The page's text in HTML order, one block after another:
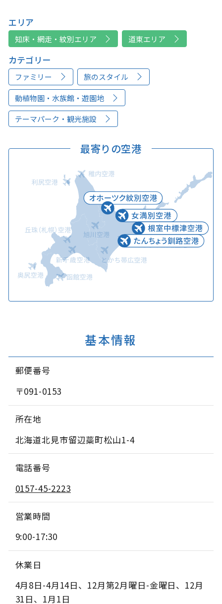
エリア
知床・網走・紋別エリア 道東エリア
カテゴリー
ファミリー 旅のスタイル
動植物園・水族館・遊園地
テーマパーク・観光施設
最寄りの空港
基本情報
郵便番号
〒091-0153
所在地
北海道北見市留辺蘂町松山1-4
電話番号
0157-45-2223
営業時間
9:00-17:30
休業日
4月8日-4月14日、12月第2月曜日-金曜日、12月
31日、1月1日